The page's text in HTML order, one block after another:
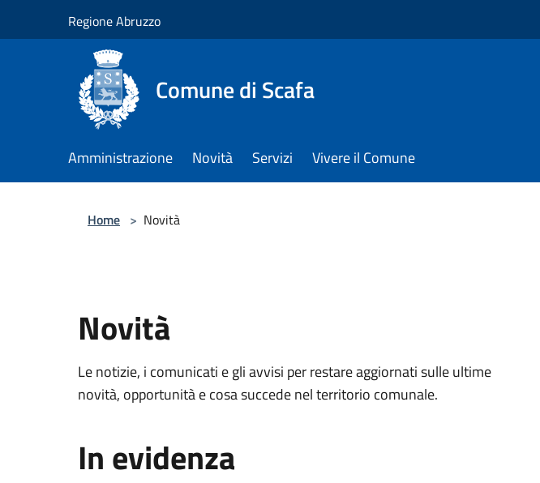
Regione Abruzzo
Comune di Scafa
Amministrazione Novità Servizi Vivere il Comune
Home > Novità
Novità
Le notizie, i comunicati e gli avvisi per restare aggiornati sulle ultime
novità, opportunità e cosa succede nel territorio comunale.
In evidenza